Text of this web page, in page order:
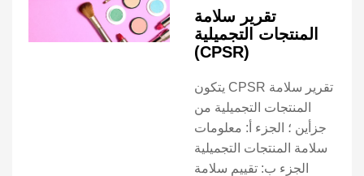
تقرير سلامة
المنتجات التجميلية
(CPSR)
يتكون CPSR تقرير سلامة
المنتجات التجميلية من
جزأين ؛ الجزء أ: معلومات
سلامة المنتجات التجميلية
الجزء ب: تقييم سلامة